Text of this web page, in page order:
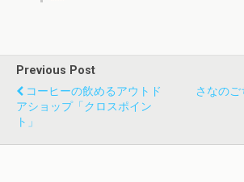
Previous Post
コーヒーの飲めるアウトド
アショップ「クロスポイン
ト」
さなの